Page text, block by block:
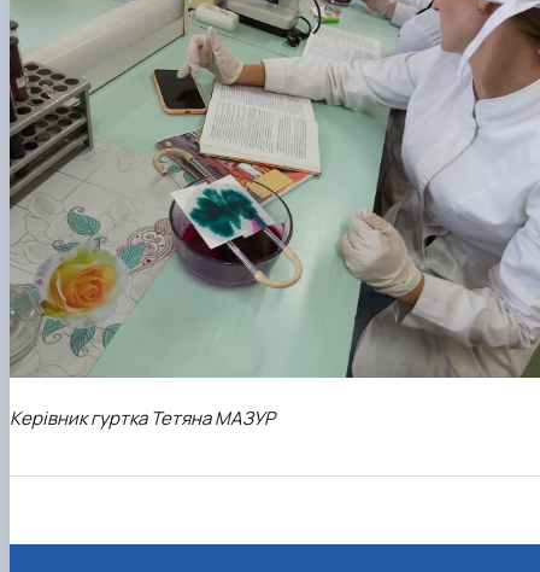
Керівник гуртка Тетяна МАЗУР